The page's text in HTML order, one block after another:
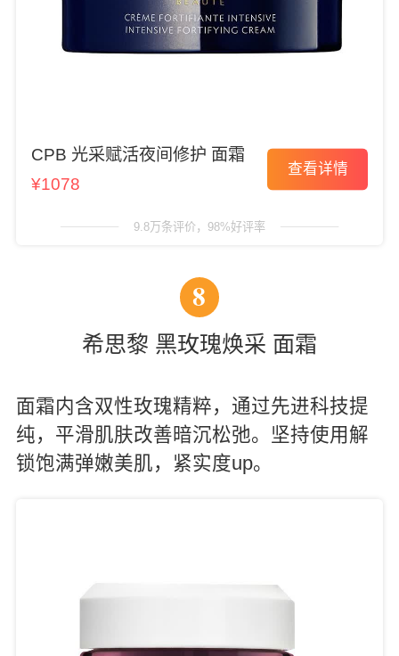
CPB 光采赋活夜间修护 面霜
¥1078
查看详情
9.8万条评价，98%好评率
8
希思黎 黑玫瑰焕采 面霜
面霜内含双性玫瑰精粹，通过先进科技提
纯，平滑肌肤改善暗沉松弛。坚持使用解
锁饱满弹嫩美肌，紧实度up。